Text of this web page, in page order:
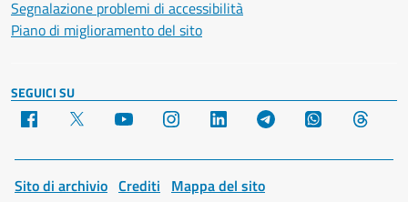
Segnalazione problemi di accessibilità
Piano di miglioramento del sito
SEGUICI SU
Facebook YouTube Instagram LinkedIn Telegram WhatsApp
Sito di archivio Crediti Mappa del sito